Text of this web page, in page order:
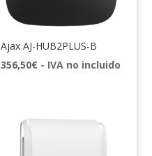
Ajax AJ-HUB2PLUS-B
356,50€ - IVA no incluido